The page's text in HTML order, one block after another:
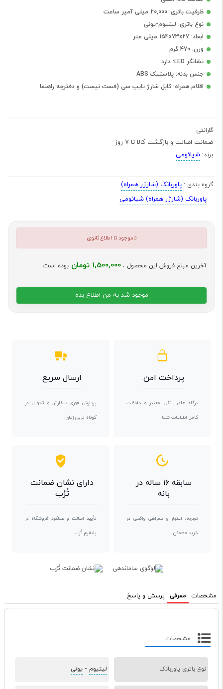
ظرفیت باتری: 20,000 میلی آمپر ساعت
نوع باتری: لیتیوم-یونی
ابعاد: 154x73x27 میلی متر
وزن: 470 گرم
نشانگر LED: دارد
جنس بدنه: پلاستیک ABS
اقلام همراه: کابل شارژ تایپ سی (فست نیست) و دفترچه راهنما
گارانتی
ضمانت اصالت و بازگشت کالا تا 7 روز
برند: شیائومی
گروه بندی : پاوربانک (شارژر همراه)
پاوربانک (شارژر همراه) شیائومی
ناموجود تا اطلاع ثانوی
آخرین مبلغ فروش این محصول ، 1,500,000 تومان بوده است
موجود شد به من اطلاع بده
پرداخت امن
درگاه های بانکی معتبر و حفاظت
کامل اطلاعات شما.
ارسال سریع
پردازش فوری سفارش و تحویل در
کوتاه ترین زمان.
سابقه ۱۶ ساله در
بانه
تجربه، اعتبار و همراهی واقعی در
خرید مطمئن.
دارای نشان ضمانت
تُرُب
تأیید اصالت و عملکرد فروشگاه در
پلتفرم تُرُب.
مشخصات معرفی پرسش و پاسخ
مشخصات
نوع باتری پاوربانک لیتیوم - یونی